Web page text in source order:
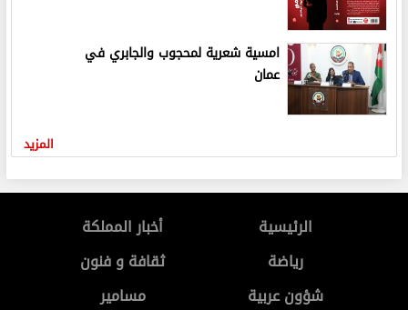
امسية شعرية لمحجوب والجابري في
عمان
المزيد
الرئيسية
أخبار المملكة
رياضة
ثقافة و فنون
شؤون عربية
مسامير